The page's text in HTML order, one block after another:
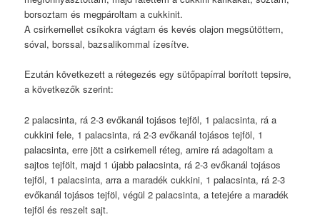
borsoztam és megpároltam a cukkinit.
A csirkemellet csíkokra vágtam és kevés olajon megsütöttem,
sóval, borssal, bazsalikommal ízesítve.
Ezután következett a rétegezés egy sütőpapírral borított tepsire,
a következők szerint:
2 palacsinta, rá 2-3 evőkanál tojásos tejföl, 1 palacsinta, rá a
cukkini fele, 1 palacsinta, rá 2-3 evőkanál tojásos tejföl, 1
palacsinta, erre jött a csirkemell réteg, amire rá adagoltam a
sajtos tejfölt, majd 1 újabb palacsinta, rá 2-3 evőkanál tojásos
tejföl, 1 palacsinta, arra a maradék cukkini, 1 palacsinta, rá 2-3
evőkanál tojásos tejföl, végül 2 palacsinta, a tetejére a maradék
tejföl és reszelt sajt.